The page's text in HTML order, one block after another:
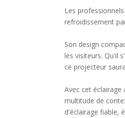
Les
refroidissement
Son design
les visiteurs. Qu'il
ce projecteur
Avec cet éclairage
multitude de
d'éclairage fiable,